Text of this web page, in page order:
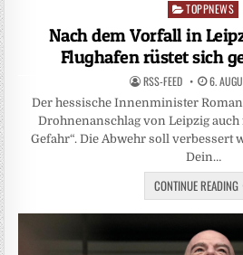
Posted
in
TOPPNEWS
Nach dem Vorfall in
Flughafen rüstet sich
RSS-FEED 6.
Der hessische Innenminister
Drohnenanschlag von Leipzig auch
Gefahr“. Die Abwehr soll verbessert
Dein…
CONTINUE READING